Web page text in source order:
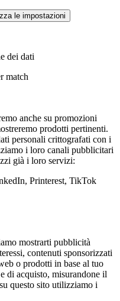
le impostazioni
dei dati
match
anche su promozioni
prodotti pertinenti.
personali crittografati con i
i loro canali pubblicitari
già i loro servizi:
Printerest, TikTok
mostrarti pubblicità
contenuti sponsorizzati
o prodotti in base al tuo
di acquisto, misurandone il
questo sito utilizziamo i